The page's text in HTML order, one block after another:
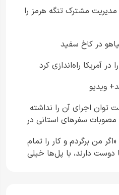
مدیریت مشترک تنگه هرمز را
در کاخ سفید
ویدیو
اجرای آن را نداشته
سفرهای استانی در
عکس
من برگردم و کار را تمام
دارند، با پل‌ها خیلی